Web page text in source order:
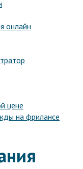
онлайн
цене
на фрилансе